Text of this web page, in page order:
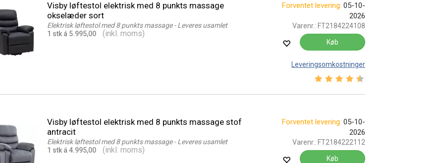
Visby løftestol elektrisk med 8 punkts massage
okselæder sort
Elektrisk løftestol med 8 punkts massage - Leveres usamlet
1 stk á 5.995,00
(inkl. moms)
Forventet levering: 05-10-
2026
Varenr.: FT2184224108
Køb
Leveringsomkostninger
Vurdering:
Visby løftestol elektrisk med 8 punkts massage stof
antracit
Elektrisk løftestol med 8 punkts massage - Leveres usamlet
1 stk á 4.995,00
(inkl. moms)
Forventet levering: 05-10-
2026
Varenr.: FT2184222112
Køb